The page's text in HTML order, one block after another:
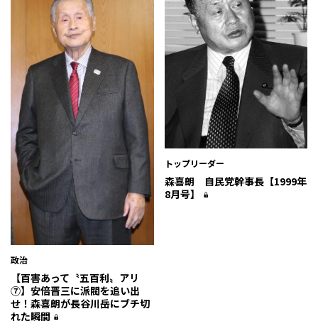
政治
【百害あって〝五百利〟アリ
⑦】安倍晋三に派閥を追い出
せ！森喜朗が長谷川岳にブチ切
れた瞬間
トップリーダー
森喜朗 自民党幹事長【1999年
8月号】